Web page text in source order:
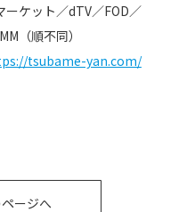
ーケット／dTV／FOD／
（順不同）
tsubame-yan.com/
ージへ